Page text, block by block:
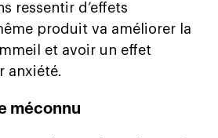
ressentir d’effets
produit va améliorer la
et avoir un effet
anxiété.
méconnu